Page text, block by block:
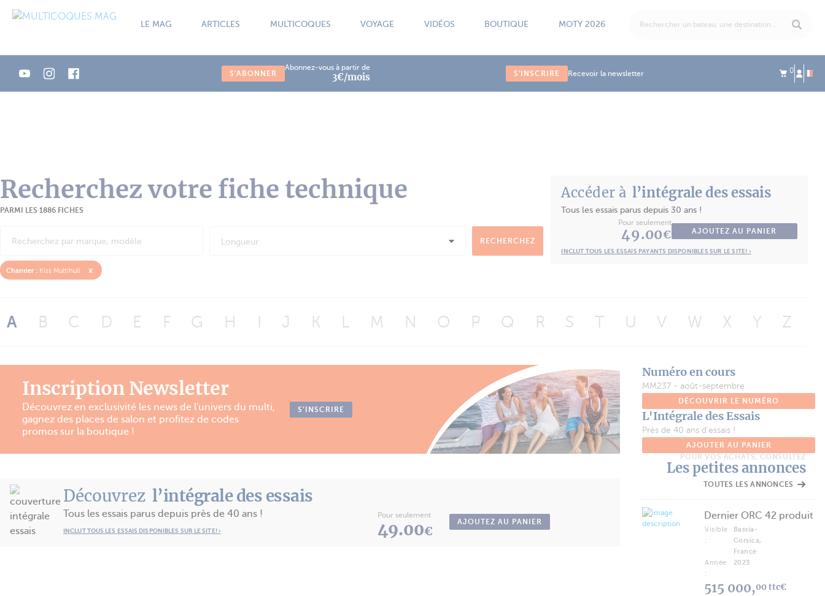
LE MAG ARTICLES MULTICOQUES VOYAGE VIDÉOS BOUTIQUE MOTY 2026
S'ABONNER
Abonnez-vous à partir de
3€/mois S'INSCRIRE Recevoir la newsletter 0
Recherchez votre fiche technique
PARMI LES 1886 FICHES
Longueur RECHERCHEZ
Chantier : Kiss Multihull x
Accéder à l’intégrale des essais
Tous les essais parus depuis 30 ans !
Pour seulement
49.00€ AJOUTEZ AU PANIER
INCLUT TOUS LES ESSAIS PAYANTS DISPONIBLES SUR LE SITE! ›
A B C D E F G H J K L M N O P Q R S T U V W X Y Z
Inscription Newsletter
Découvrez en exclusivité les news de l'univers du multi,
gagnez des places de salon et profitez de codes
promos sur la boutique !
S’INSCRIRE
Découvrez l’intégrale des essais
Tous les essais parus depuis près de 40 ans !
INCLUT TOUS LES ESSAIS DISPONIBLES SUR LE SITE! ›
Pour seulement
49.00€
AJOUTEZ AU PANIER
Numéro en cours
MM237 - août-septembre
DÉCOUVRIR LE NUMÉRO
L'Intégrale des Essais
Près de 40 ans d'essais !
AJOUTER AU PANIER
POUR VOS ACHATS, CONSULTEZ
Les petites annonces
TOUTES LES ANNONCES
Dernier ORC 42 produit
Visible
:
Bastia-
Corsica,
France
Année
:
2023
515 000,00 ttc€
Panneau de gestion des cookies